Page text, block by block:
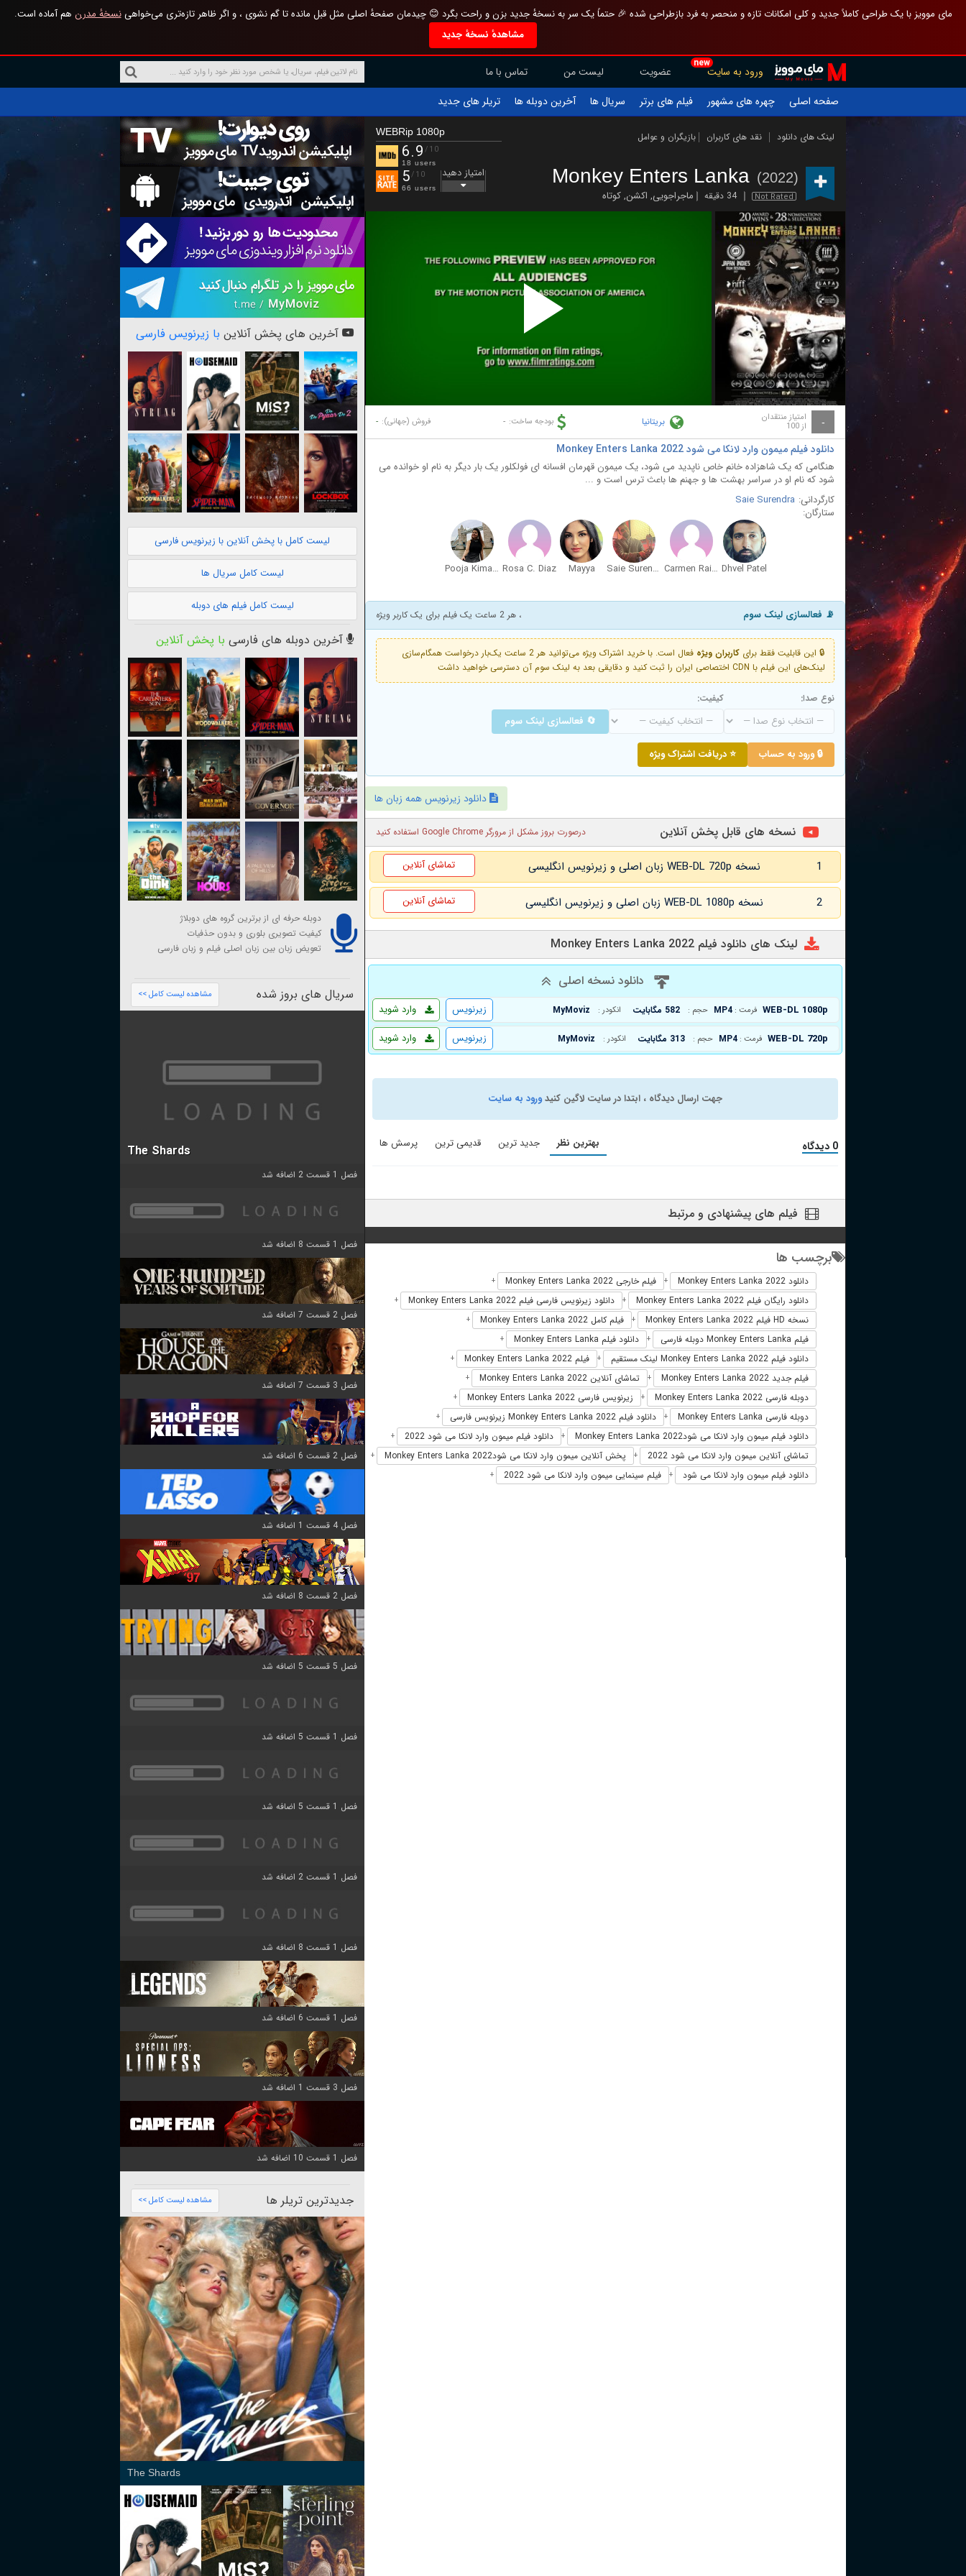
مای موویز با یک طراحی کاملاً جدید و کلی امکانات تازه و منحصر به فرد بازطراحی شده 🎉 حتماً یک سر به نسخهٔ جدید بزن و راحت بگرد 😊 چیدمان صفحهٔ اصلی مثل قبل مانده تا گم نشوی ، و اگر ظاهر تازه‌تری می‌خواهینسخهٔ مدرن هم آماده است.
مشاهدهٔ نسخهٔ جدید
new
ورود به سایت عضویت لیست من
تماس با ما
صفحه اصلی
چهره های مشهور فیلم های برتر سریال ها آخرین دوبله ها تریلر های جدید
لینک های دانلود نقد های کاربران بازیگران و عوامل
Monkey Enters Lanka (2022)
Not Rated 34 دقیقه ماجراجویی, اکشن,کوتاه
WEBRip 1080p
6.9 /10
18 users
5/10
66 users
امتیاز دهید
Play
Video
- امتیاز منتقدان
از 100 بریتانیا بودجه ساخت: - فروش (جهانی): -
دانلود فیلم میمون وارد لانکا می شود Monkey Enters Lanka 2022
هنگامی که یک شاهزاده خانم خاص ناپدید می شود، یک میمون قهرمان افسانه ای فولکلور یک بار دیگر به نام او خوانده می
شود که نام او در سراسر بهشت ها و جهنم ها باعث ترس است و ...
کارگردانی: Saie Surendra
ستارگان:
Dhvel Patel
Carmen Rain Lykoo
Saie Surendra
Mayya
Rosa C. Diaz
Pooja Kimaya
📡 فعالسازی لینک سوم ، هر 2 ساعت یک فیلم برای یک کاربر ویژه
🔒 این قابلیت فقط برای کاربران ویژه
فعال است. با خرید اشتراک ویژه می‌توانید هر 2 ساعت یک‌بار درخواست همگام‌سازی
لینک‌های این فیلم با CDN اختصاصی ایران را ثبت کنید و دقایقی بعد به لینک سوم آن دسترسی خواهید داشت
نوع صدا: کیفیت:
🔄 فعالسازی لینک سوم
🔒 ورود به حساب ⭐ دریافت اشتراک ویژه
دانلود زیرنویس همه زبان ها
نسخه های قابل پخش آنلاین درصورت بروز مشکل از مرورگر Google Chrome استفاده کنید
1 نسخه WEB-DL 720p زبان اصلی و زیرنویس انگلیسی تماشای آنلاین
2 نسخه WEB-DL 1080p زبان اصلی و زیرنویس انگلیسی تماشای آنلاین
لینک های دانلود فیلم Monkey Enters Lanka 2022
دانلود نسخه اصلی
WEB-DL 1080p فرمت : MP4 حجم : 582 مگابایت انکودر : MyMoviz وارد شوید
زیرنویس
WEB-DL 720p فرمت : MP4 حجم : 313 مگابایت انکودر : MyMoviz وارد شوید زیرنویس
جهت ارسال دیدگاه ، ابتدا در سایت لاگین کنیدورود به سایت
0 دیدگاه بهترین نظر جدید ترین قدیمی ترین پرسش ها
فیلم های پیشنهادی و مرتبط
برچسب ها
دانلود Monkey Enters Lanka 2022 + فیلم خارجی Monkey Enters Lanka 2022 +
دانلود رایگان فیلم Monkey Enters Lanka 2022 + دانلود زیرنویس فارسی فیلم Monkey Enters Lanka 2022 +
نسخه HD فیلم Monkey Enters Lanka 2022 + فیلم کامل Monkey Enters Lanka 2022 +
فیلم Monkey Enters Lanka دوبله فارسی + دانلود فیلم Monkey Enters Lanka +
دانلود فیلم Monkey Enters Lanka 2022 لینک مستقیم + فیلم Monkey Enters Lanka 2022 +
فیلم جدید Monkey Enters Lanka 2022 + تماشای آنلاین Monkey Enters Lanka 2022 +
دوبله فارسی Monkey Enters Lanka 2022 + زیرنویس فارسی Monkey Enters Lanka 2022 +
دوبله فارسی Monkey Enters Lanka + دانلود فیلم Monkey Enters Lanka 2022 زیرنویس فارسی +
دانلود فیلم میمون وارد لانکا می شودMonkey Enters Lanka 2022 + دانلود فیلم میمون وارد لانکا می شود 2022 +
تماشای آنلاین میمون وارد لانکا می شود 2022 + پخش آنلاین میمون وارد لانکا می شودMonkey Enters Lanka 2022 +
دانلود فیلم میمون وارد لانکا می شود + فیلم سینمایی میمون وارد لانکا می شود 2022 +
آخرین های پخش آنلاین با زیرنویس فارسی
لیست کامل با پخش آنلاین با زیرنویس فارسی
لیست کامل سریال ها
لیست کامل فیلم های دوبله
آخرین دوبله های فارسی با پخش آنلاین
دوبله حرفه ای از برترین گروه های دوبلاژ
کیفیت تصویری بلوری و بدون حذفیات
تعویض زبان بین زبان اصلی فیلم و زبان فارسی
سریال های بروز شده مشاهده لیست کامل >>
The Shards
فصل 1 قسمت 2 اضافه شد
فصل 1 قسمت 8 اضافه شد
فصل 2 قسمت 7 اضافه شد
فصل 3 قسمت 7 اضافه شد
فصل 2 قسمت 6 اضافه شد
فصل 4 قسمت 1 اضافه شد
فصل 2 قسمت 8 اضافه شد
فصل 5 قسمت 5 اضافه شد
فصل 1 قسمت 5 اضافه شد
فصل 1 قسمت 5 اضافه شد
فصل 1 قسمت 2 اضافه شد
فصل 1 قسمت 8 اضافه شد
فصل 1 قسمت 6 اضافه شد
فصل 3 قسمت 1 اضافه شد
فصل 1 قسمت 10 اضافه شد
جدیدترین تریلر ها مشاهده لیست کامل >>
The Shards